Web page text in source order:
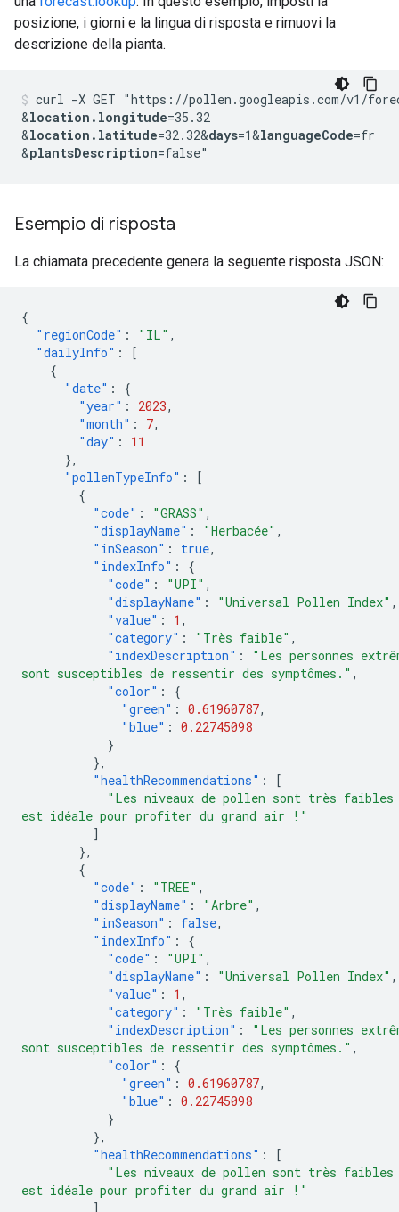
posizione, i giorni e la lingua di risposta e rimuovi la
descrizione della pianta.
curl -X GET "https://pollen.googleapis.com/v1/
&location.longitude=35.32
&location.latitude=32.32&days=1&languageCode=fr
&plantsDescription
Esempio di risposta
La chiamata precedente genera la seguente risposta JSON:
{
"regionCode" : "IL" ,
"dailyInfo" :
[
{
"date" :
{
"year" : 2023,
"month" : 7,
"day" :
11
},
"pollenTypeInfo" :
[
{
"code" : "GRASS" ,
"displayName" : "Herbacée" ,
"inSeason" : true,
"indexInfo" :
{
"code" : "UPI" ,
"displayName" : "Universal Pollen Index" ,
"value" : 1 ,
"category" : "Très faible" ,
"indexDescription" :
"Les personnes
sont susceptibles de ressentir des symptômes." ,
"color" :
{
"green" : 0.61960787,
"blue" : 0.22745098
}
},
"healthRecommendations" :
[
"Les niveaux de pollen sont très
est idéale pour profiter du grand air !"
]
},
{
"code" : "TREE" ,
"displayName" : "Arbre" ,
"inSeason" : false,
"indexInfo" :
{
"code" : "UPI" ,
"displayName" : "Universal Pollen Index" ,
"value" : 1 ,
"category" : "Très faible" ,
"indexDescription" :
"Les personnes
sont susceptibles de ressentir des symptômes." ,
"color" :
{
"green" : 0.61960787,
"blue" : 0.22745098
}
},
"healthRecommendations" :
[
"Les niveaux de pollen sont très
est idéale pour profiter du grand air !"
]